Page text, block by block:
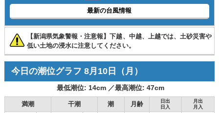
最新の台風情報
【新潟県気象警報・注意報】下越、中越、上越では、土砂災害や
低い土地の浸水に注意してください。
今日の潮位グラフ 8月10日 （月）
最低潮位: 14cm ／最高潮位: 47cm
満潮 干潮 潮 月齢
日出
日入
月出
月入